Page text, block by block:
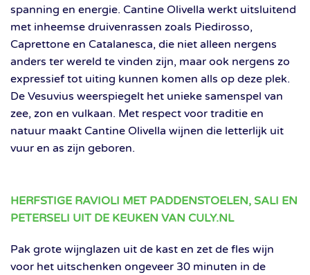
spanning en energie. Cantine Olivella werkt uitsluitend
met inheemse druivenrassen zoals Piedirosso,
Caprettone en Catalanesca, die niet alleen nergens
anders ter wereld te vinden zijn, maar ook nergens zo
expressief tot uiting kunnen komen alls op deze plek.
De Vesuvius weerspiegelt het unieke samenspel van
zee, zon en vulkaan. Met respect voor traditie en
natuur maakt Cantine Olivella wijnen die letterlijk uit
vuur en as zijn geboren.
HERFSTIGE RAVIOLI MET PADDENSTOELEN, SALI EN
PETERSELI UIT DE KEUKEN VAN CULY.NL
Pak grote wijnglazen uit de kast en zet de fles wijn
voor het uitschenken ongeveer 30 minuten in de